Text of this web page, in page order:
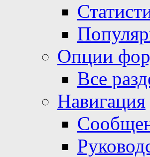
Опции
Все
Навигация